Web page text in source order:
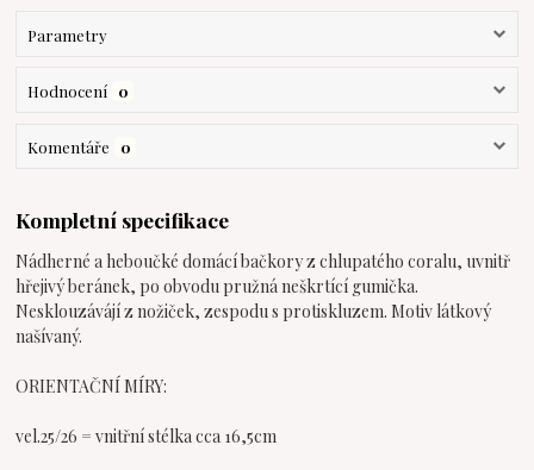
Parametry
Hodnocení 0
Komentáře 0
Kompletní specifikace
Nádherné a heboučké domácí bačkory z chlupatého coralu, uvnitř
hřejivý beránek, po obvodu pružná neškrtící gumička.
Nesklouzávájí z nožiček, zespodu s protiskluzem. Motiv látkový
našívaný.
ORIENTAČNÍ MÍRY:
vel.25/26 = vnitřní stélka cca 16,5cm